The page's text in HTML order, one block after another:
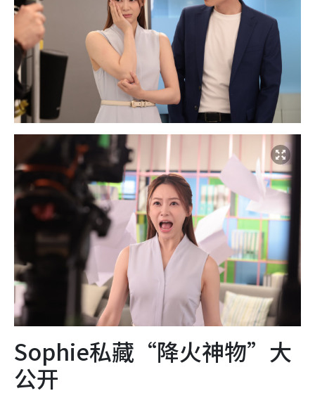
Sophie私藏“降火神物”大
公开